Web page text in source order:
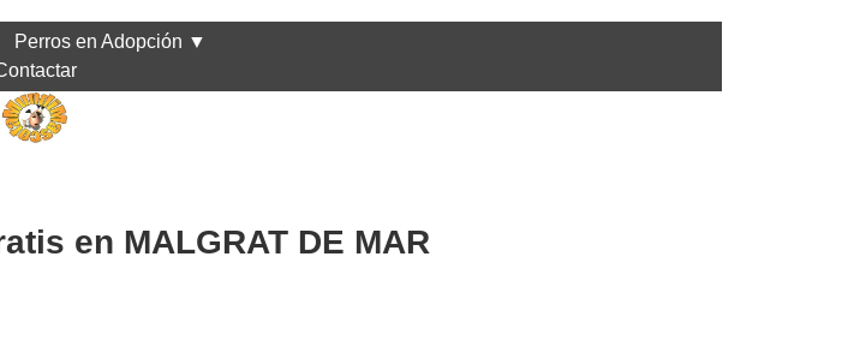
Perros en Adopción ▼
en MALGRAT DE MAR